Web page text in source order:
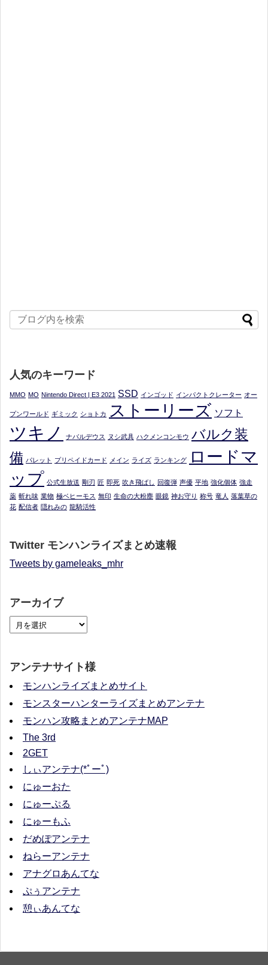
人気のキーワード
MMO MO Nintendo Direct | E3 2021 SSD インゴッド インパクトクレーター オー
プンワールド ギミック ショトカ ストーリーズ ソフト
ツキノ ナバルデウス ヌシ武具 ハクメンコンモウ バルク装
備 パレット プリペイドカード メイン ライズ ランキング
ロードマ
ップ 公式生放送 剛刃 匠 即死 吹き飛ばし 回復弾 声優 平地 強化個体 強走
薬 斬れ味 業物 極ベヒーモス 無印 生命の大粉塵 眼鏡 神お守り 称号 竜人 落葉草の
花 配信者 隠れみの 龍騎活性
Twitter モンハンライズまとめ速報
Tweets by gameleaks_mhr
アーカイブ
アンテナサイト様
モンハンライズまとめサイト
モンスターハンターライズまとめアンテナ
モンハン攻略まとめアンテナMAP
The 3rd
2GET
しぃアンテナ(*ﾟーﾟ)
にゅーおた
にゅーぷる
にゅーもふ
だめぽアンテナ
ねらーアンテナ
アナグロあんてな
ぷぅアンテナ
憩ぃあんてな